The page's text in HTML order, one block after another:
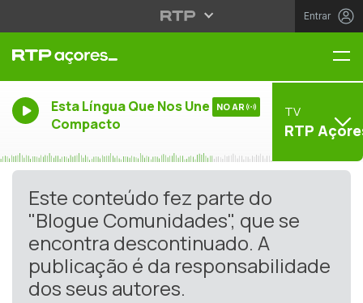
Entrar
Esta Língua Que Nos Une -
Compacto
NO AR TV
RTP
Este conteúdo fez parte do
"Blogue Comunidades", que se
encontra descontinuado. A
publicação é da responsabilidade
dos seus autores.